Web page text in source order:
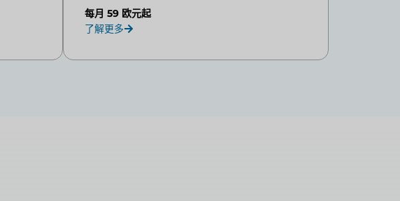
每月 59 欧元起
了解更多